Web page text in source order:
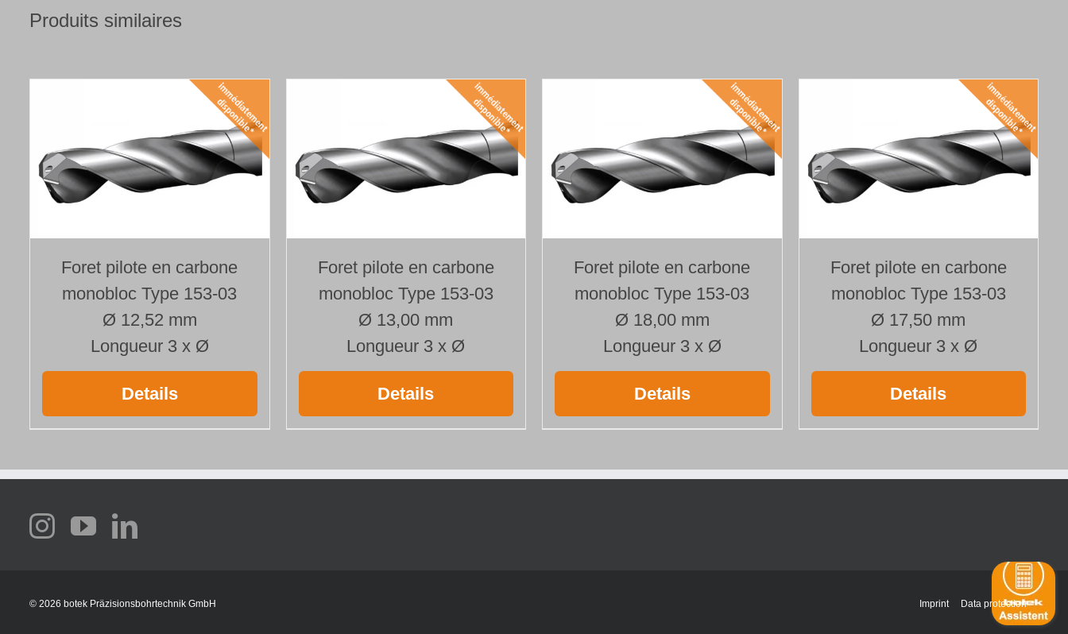
Produits similaires
Foret pilote en carbone
monobloc Type 153-03
Ø 12,52 mm
Longueur 3 x Ø
Details
Foret pilote en carbone
monobloc Type 153-03
Ø 13,00 mm
Longueur 3 x Ø
Details
Foret pilote en carbone
monobloc Type 153-03
Ø 18,00 mm
Longueur 3 x Ø
Details
Foret pilote en carbone
monobloc Type 153-03
Ø 17,50 mm
Longueur 3 x Ø
Details
© 2026 botek Präzisionsbohrtechnik GmbH Imprint Data protection